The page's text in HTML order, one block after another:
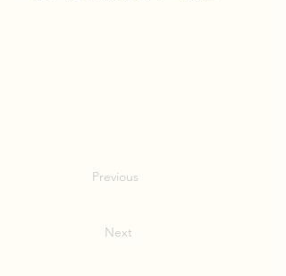
Previous
Next